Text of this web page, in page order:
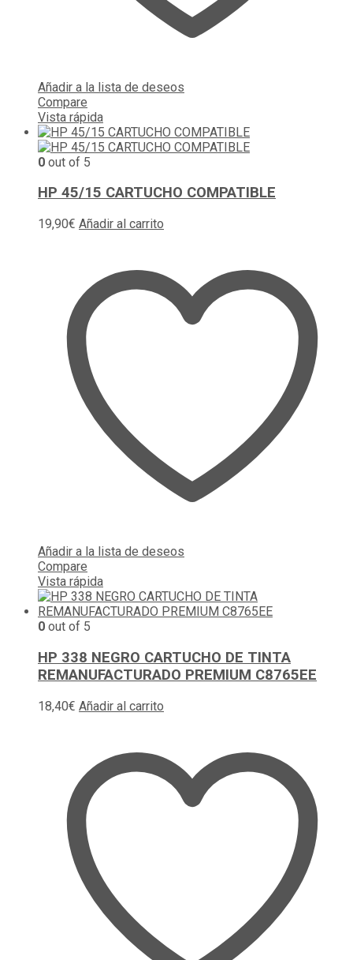
Añadir a la lista de deseos
Compare
Vista rápida
0 out of 5
HP 45/15 CARTUCHO COMPATIBLE
19,90€ Añadir al carrito
Añadir a la lista de deseos
Compare
Vista rápida
0 out of 5
HP 338 NEGRO CARTUCHO DE TINTA
REMANUFACTURADO PREMIUM C8765EE
18,40€ Añadir al carrito